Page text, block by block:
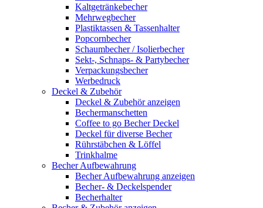
Kaltgetränkebecher
Mehrwegbecher
Plastiktassen & Tassenhalter
Popcornbecher
Schaumbecher / Isolierbecher
Sekt-, Schnaps- & Partybecher
Verpackungsbecher
Werbedruck
Deckel & Zubehör
Deckel & Zubehör anzeigen
Bechermanschetten
Coffee to go Becher Deckel
Deckel für diverse Becher
Rührstäbchen & Löffel
Trinkhalme
Becher Aufbewahrung
Becher Aufbewahrung anzeigen
Becher- & Deckelspender
Becherhalter